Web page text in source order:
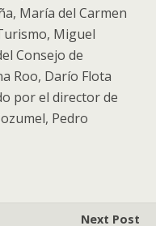
María del Carmen
Miguel
Consejo de
Roo, Darío Flota
por el director de
Pedro
Next Post